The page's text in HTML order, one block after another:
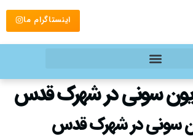
اینستاگرام ما
سونی در شهرک قدس
سونی در شهرک قدس